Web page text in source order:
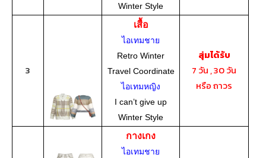
Winter Style
3
เสื้อ
ไอเทมชาย
Retro Winter
Travel Coordinate
ไอเทมหญิง
I can’t give up
Winter Style
สุ่มได้รับ
7 วัน , 30 วัน
หรือ ถาวร
กางเกง
ไอเทมชาย